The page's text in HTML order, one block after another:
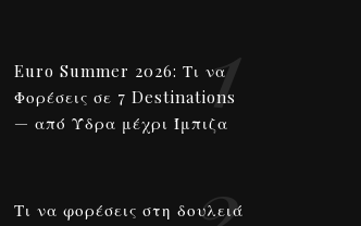
Euro Summer 2026: Τι να
Φορέσεις σε 7 Destinations
— από Ύδρα μέχρι Ίμπιζα
1
Τι να φορέσεις στη δουλειά